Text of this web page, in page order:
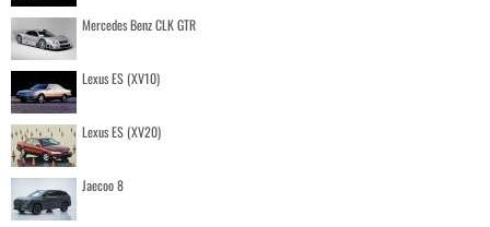
Mercedes Benz CLK GTR
Lexus ES (XV10)
Lexus ES (XV20)
Jaecoo 8